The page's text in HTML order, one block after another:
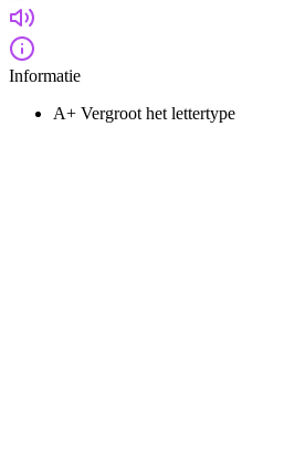
Informatie
A+ Vergroot het lettertype